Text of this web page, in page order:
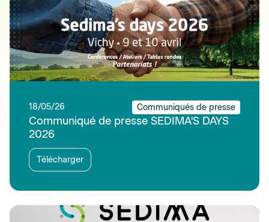
18/05/26 Communiqués de presse
Communiqué de presse SEDIMA'S DAYS
2026
Télécharger